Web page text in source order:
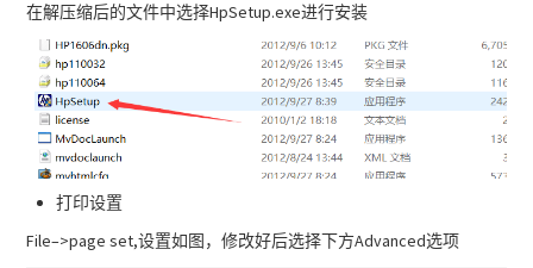
在解压缩后的文件中选择HpSetup.exe进行安装
打印设置
File–>page set,设置如图，修改好后选择下方Advanced选项